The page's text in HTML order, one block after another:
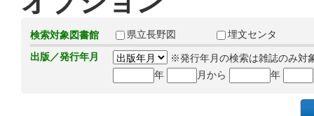
検索対象図書館 県立長野図
埋文センタ
出版／発行年月
※発行年月の検索は雑誌のみ対
年
月から 年